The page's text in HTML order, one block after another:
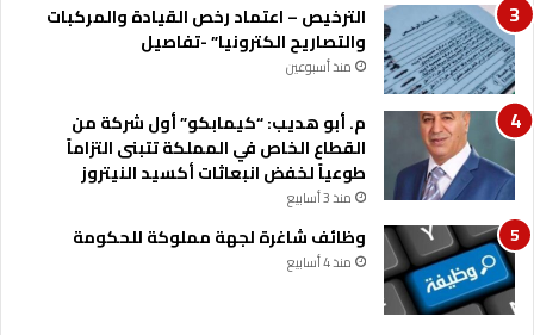
الترخيص – اعتماد رخص القيادة والمركبات
والتصاريح الكترونيا” -تفاصيل
منذ أسبوعين
م. أبو هديب: “كيمابكو” أول شركة من
القطاع الخاص في المملكة تتبنى التزاماً
طوعياً لخفض انبعاثات أكسيد النيتروز
منذ 3 أسابيع
وظائف شاغرة لجهة مملوكة للحكومة
منذ 4 أسابيع